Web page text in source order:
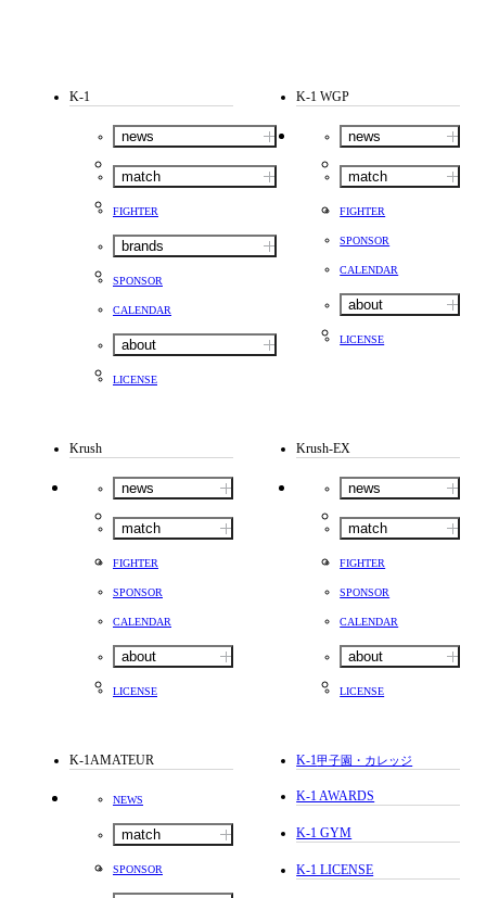
K-1
news
match
FIGHTER
brands
SPONSOR
CALENDAR
about
LICENSE
K-1 WGP
news
match
FIGHTER
SPONSOR
CALENDAR
about
LICENSE
Krush
news
match
FIGHTER
SPONSOR
CALENDAR
about
LICENSE
Krush-EX
news
match
FIGHTER
SPONSOR
CALENDAR
about
LICENSE
K-1AMATEUR
NEWS
match
SPONSOR
K-1甲子園・カレッジ
K-1 AWARDS
K-1 GYM
K-1 LICENSE